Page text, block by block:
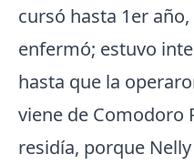
cursó hasta 1er
enfermó; estuvo
hasta que la
viene de Comodoro
residía, porque